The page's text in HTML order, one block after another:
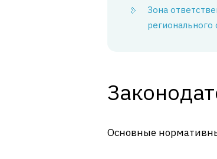
Зона
регионального
Основные